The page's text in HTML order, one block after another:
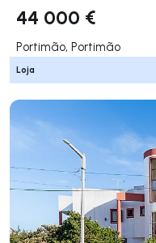
44 000 €
Portimão, Portimão
Loja